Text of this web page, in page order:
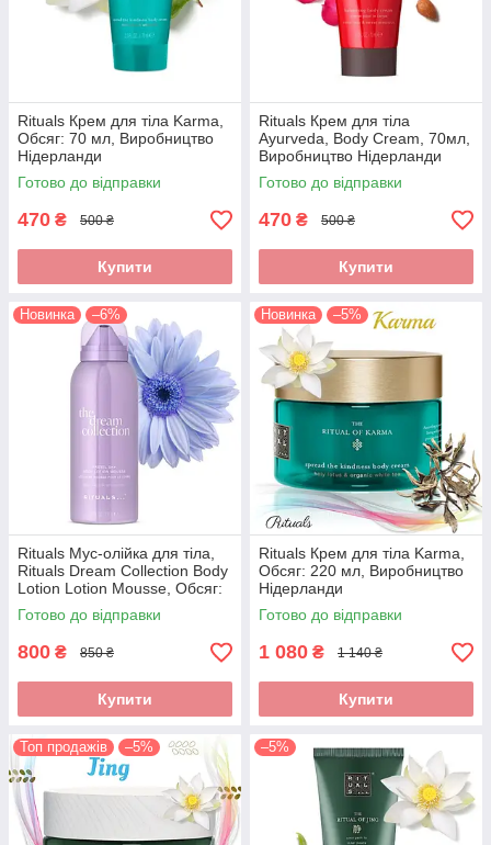
Rituals Крем для тіла Karma,
Обсяг: 70 мл, Виробництво
Нідерланди
Готово до відправки
470 ₴ 500 ₴
Купити
Rituals Крем для тіла
Ayurveda, Body Cream, 70мл,
Виробництво Нідерланди
Готово до відправки
470 ₴ 500 ₴
Купити
Новинка –6%
Rituals Мус-олійка для тіла,
Rituals Dream Collection Body
Lotion Lotion Mousse, Обсяг:
150 мл, Виробництво
Нідерланди
Готово до відправки
800 ₴ 850 ₴
Купити
Новинка –5%
Rituals Крем для тіла Karma,
Обсяг: 220 мл, Виробництво
Нідерланди
Готово до відправки
1 080 ₴ 1 140 ₴
Купити
Топ продажів –5% –5%